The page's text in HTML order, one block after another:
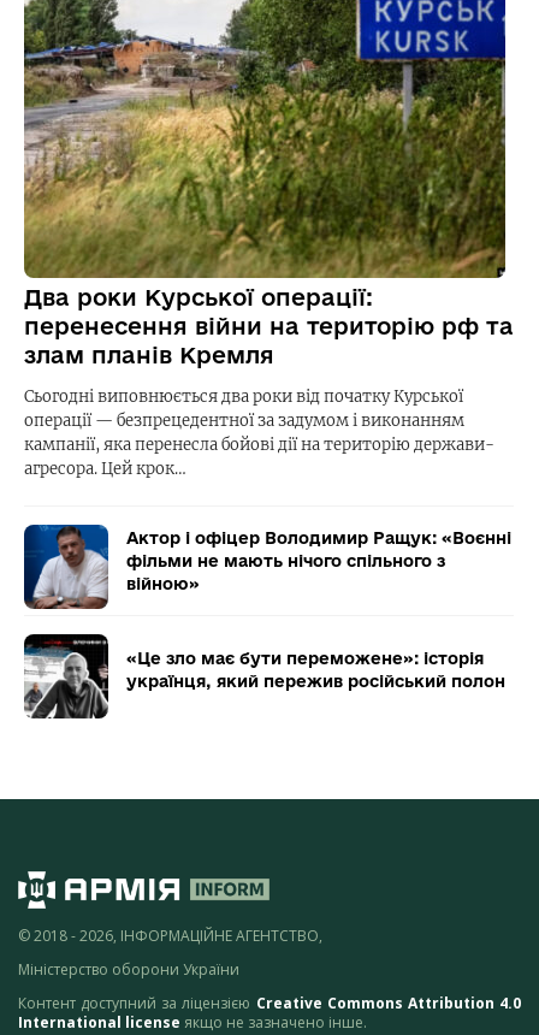
Два роки Курської операції:
перенесення війни на територію рф та
злам планів Кремля
Сьогодні виповнюється два роки від початку Курської
операції — безпрецедентної за задумом і виконанням
кампанії, яка перенесла бойові дії на територію держави-
агресора. Цей крок…
Актор і офіцер Володимир Ращук: «Воєнні
фільми не мають нічого спільного з
війною»
«Це зло має бути переможене»: історія
українця, який пережив російський полон
© 2018 - 2026, ІНФОРМАЦІЙНЕ АГЕНТСТВО,
Міністерство оборони України
Контент доступний за ліцензією Creative Commons Attribution 4.0
International license якщо не зазначено інше.